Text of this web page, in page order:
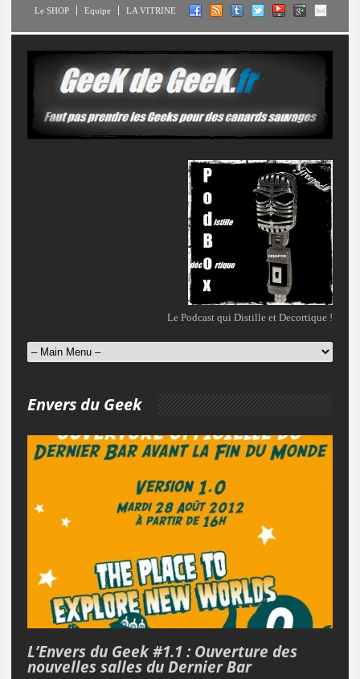
Le SHOP Equipe LA VITRINE
Le Podcast qui Distille et Decortique !
Envers du Geek
L’Envers du Geek #1.1 : Ouverture des
nouvelles salles du Dernier Bar